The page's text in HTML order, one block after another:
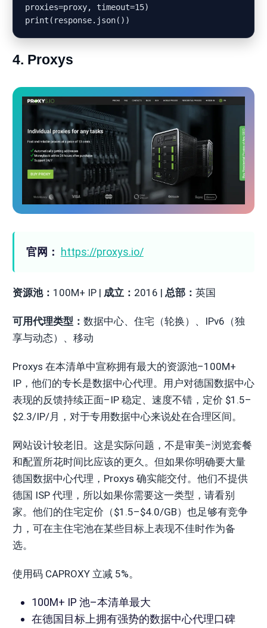
proxies=proxy, timeout=15)
4. Proxys
官网： https://proxys.io/
资源池： 100M+ IP | 成立： 2016 | 总部： 英国
可用代理类型： 数据中心、住宅（轮换）、IPv6（独
享与动态）、移动
Proxys 在本清单中宣称拥有最大的资源池–100M+
IP，他们的专长是数据中心代理。用户对德国数据中心
表现的反馈持续正面–IP 稳定、速度不错，定价 $1.5–
$2.3/IP/月，对于专用数据中心来说处在合理区间。
网站设计较老旧。这是实际问题，不是审美–浏览套餐
和配置所花时间比应该的更久。但如果你明确要大量
德国数据中心代理，Proxys 确实能交付。他们不提供
德国 ISP 代理，所以如果你需要这一类型，请看别
家。他们的住宅定价（$1.5–$4.0/GB）也足够有竞争
力，可在主住宅池在某些目标上表现不佳时作为备
选。
使用码 CAPROXY 立减 5%。
100M+ IP 池–本清单最大
在德国目标上拥有强势的数据中心代理口碑